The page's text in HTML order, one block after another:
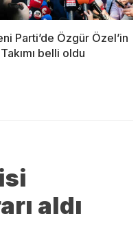
Parti’de Özgür Özel’in
belli oldu
aldı